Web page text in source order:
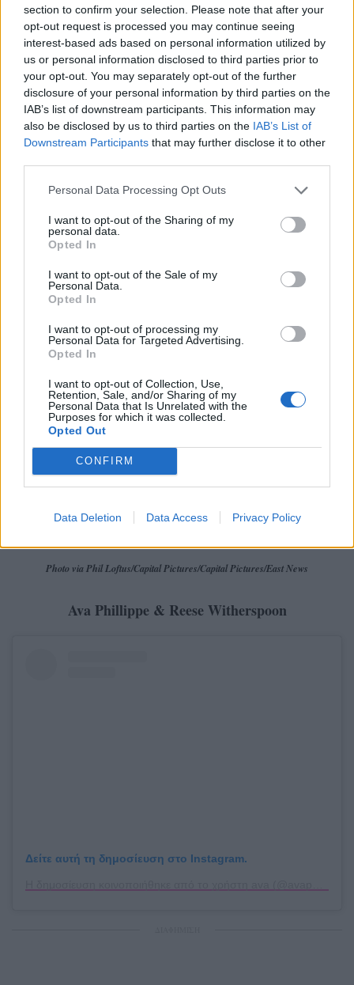
section to confirm your selection. Please note that after your
opt-out request is processed you may continue seeing
interest-based ads based on personal information utilized by
us or personal information disclosed to third parties prior to
your opt-out. You may separately opt-out of the further
disclosure of your personal information by third parties on the
IAB’s list of downstream participants. This information may
also be disclosed by us to third parties on the IAB’s List of
Downstream Participants that may further disclose it to other
Personal Data Processing Opt Outs
I want to opt-out of the Sharing of my
personal data.
Opted In
I want to opt-out of the Sale of my
Personal Data.
Opted In
I want to opt-out of processing my
Personal Data for Targeted Advertising.
Opted In
I want to opt-out of Collection, Use,
Retention, Sale, and/or Sharing of my
Personal Data that Is Unrelated with the
Purposes for which it was collected.
Opted Out
CONFIRM
Data Deletion Data Access Privacy Policy
Photo via Hahn Lionel/ABACA/EAST NEWS
Brooklyn Beckham & David Beckham
Photo via Phil Loftus/Capital Pictures/Capital Pictures/East News
Ava Phillippe & Reese Witherspoon
Δείτε αυτή τη δημοσίευση στο Instagram.